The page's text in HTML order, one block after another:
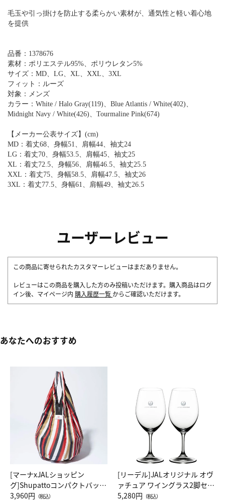
毛玉や引っ掛けを防止する柔らかい素材が、通気性と軽い着心地
を提供
品番：1378676
素材：ポリエステル95%、ポリウレタン5%
サイズ：MD、LG、XL、XXL、3XL
フィット：ルーズ
対象：メンズ
カラー：White / Halo Gray(119)、Blue Atlantis / White(402)、
Midnight Navy / White(426)、Tourmaline Pink(674)
【メーカー公表サイズ】(cm)
MD：着丈68、身幅51、肩幅44、袖丈24
LG：着丈70、身幅53.5、肩幅45、袖丈25
XL：着丈72.5、身幅56、肩幅46.5、袖丈25.5
XXL：着丈75、身幅58.5、肩幅47.5、袖丈26
3XL：着丈77.5、身幅61、肩幅49、袖丈26.5
ユーザーレビュー
この商品に寄せられたカスタマーレビューはまだありません。
レビューはこの商品を購入した方のみ投稿いただけます。購入商品はログ
イン後、マイページ内 購入履歴一覧 からご確認いただけます。
あなたへのおすすめ
[マーナxJALショッピン
グ]Shupattoコンパクトバッグ
Drop JAL客室乗務員（LC）ス
3,960円 （税込）
[リーデル]JALオリジナル オヴ
ァチュア ワイングラス2脚セッ
ト（レッドワイン）
5,280円 （税込）